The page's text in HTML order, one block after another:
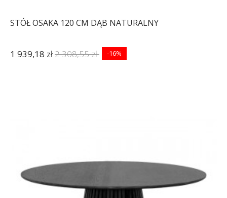
STÓŁ OSAKA 120 CM DĄB NATURALNY
1 939,18 zł2 308,55 zł -16%